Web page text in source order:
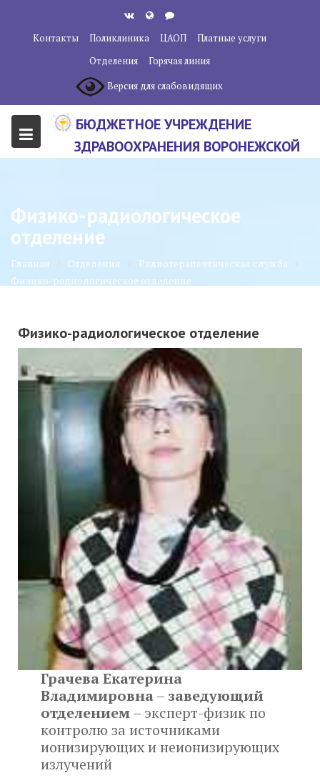
содержанию
Контакты Поликлиника ЦАОП
Платные услуги
Отделения
Горячая линия
Версия для слабовидящих
БЮДЖЕТНОЕ УЧРЕЖДЕНИЕ
ЗДРАВООХРАНЕНИЯ ВОРОНЕЖСКОЙ
КЛИНИЧЕСКИЙ ОНКОЛОГИЧЕСКИЙ
ЦЕНТР"
Физико-радиологическое
отделение
Главная Отделения
Радиотерапевтическая служба
Физико-радиологическое отделение
Физико-радиологическое отделение
Грачева Екатерина
Владимировна– заведующий
отделением– эксперт-физик по
контролю за источниками
ионизирующих и неионизирующих
излучений